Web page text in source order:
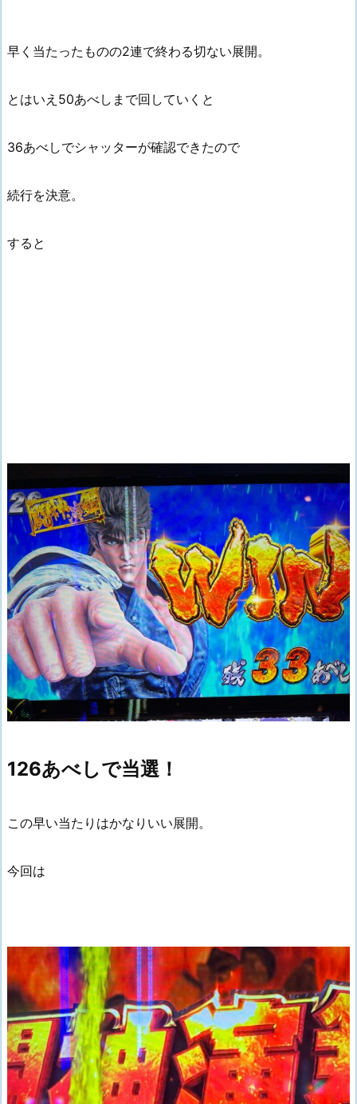
早く当たったものの2連で終わる切ない展開。
とはいえ50あべしまで回していくと
36あべしでシャッターが確認できたので
続行を決意。
すると
126あべしで当選！
この早い当たりはかなりいい展開。
今回は